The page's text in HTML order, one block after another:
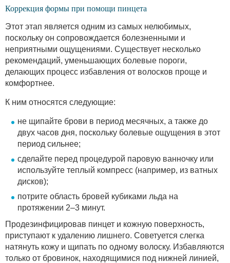
Коррекция формы при помощи пинцета
Этот этап является одним из самых нелюбимых,
поскольку он сопровождается болезненными и
неприятными ощущениями. Существует несколько
рекомендаций, уменьшающих болевые пороги,
делающих процесс избавления от волосков проще и
комфортнее.
К ним относятся следующие:
не щипайте брови в период месячных, а также до
двух часов дня, поскольку болевые ощущения в этот
период сильнее;
сделайте перед процедурой паровую ванночку или
используйте теплый компресс (например, из ватных
дисков);
потрите область бровей кубиками льда на
протяжении 2–3 минут.
Продезинфицировав пинцет и кожную поверхность,
приступают к удалению лишнего. Советуется слегка
натянуть кожу и щипать по одному волоску. Избавляются
только от бровинок, находящимися под нижней линией,